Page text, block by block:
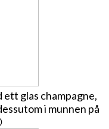
glas champagne,
i munnen på